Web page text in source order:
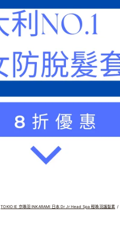
TOKIO IE 京喚羽 INKARAMI 日本 Dr Jr Head Spa 輕喚羽護髮素